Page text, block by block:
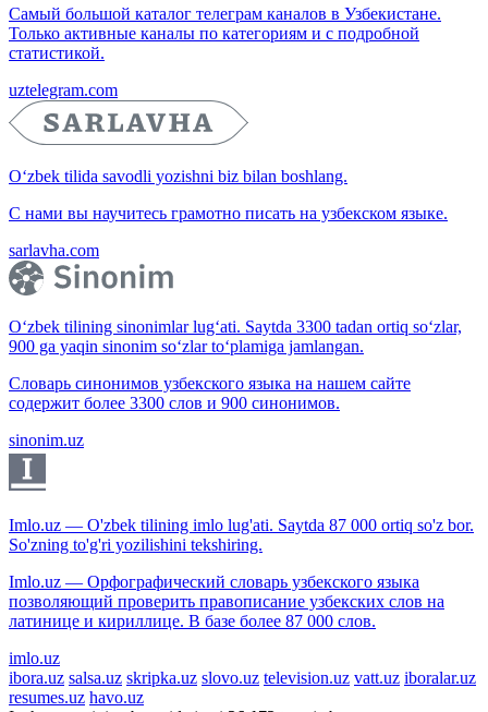
Самый большой каталог телеграм каналов в Узбекистане.
Только активные каналы по категориям и с подробной
статистикой.
uztelegram.com
O‘zbek tilida savodli yozishni biz bilan boshlang.
С нами вы научитесь грамотно писать на узбекском языке.
sarlavha.com
O‘zbek tilining sinonimlar lug‘ati. Saytda 3300 tadan ortiq so‘zlar,
900 ga yaqin sinonim so‘zlar to‘plamiga jamlangan.
Словарь синонимов узбекского языка на нашем сайте
содержит более 3300 слов и 900 синонимов.
sinonim.uz
Imlo.uz — O'zbek tilining imlo lug'ati. Saytda 87 000 ortiq so'z bor.
So'zning to'g'ri yozilishini tekshiring.
Imlo.uz — Орфографический словарь узбекского языка
позволяющий проверить правописание узбекских слов на
латинице и кириллице. В базе более 87 000 слов.
imlo.uz
ibora.uz salsa.uz skripka.uz slovo.uz television.uz vatt.uz iboralar.uz
resumes.uz havo.uz